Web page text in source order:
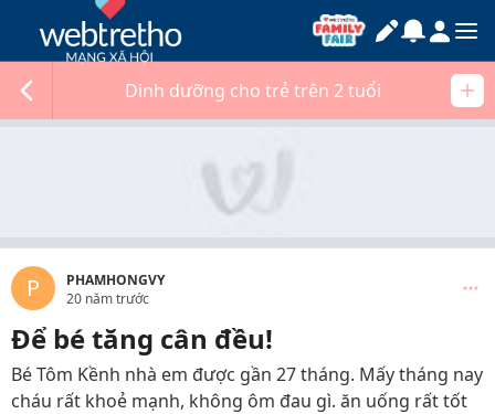
Dinh dưỡng cho trẻ trên 2 tuổi
P
PHAMHONGVY
20 năm trước
Để bé tăng cân đều!
Bé Tôm Kềnh nhà em được gần 27 tháng. Mấy tháng nay
cháu rất khoẻ mạnh, không ôm đau gì. ăn uống rất tốt